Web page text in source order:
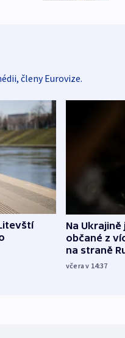
členy Eurovize.
Na
občané z
na straně
včera v 14:37